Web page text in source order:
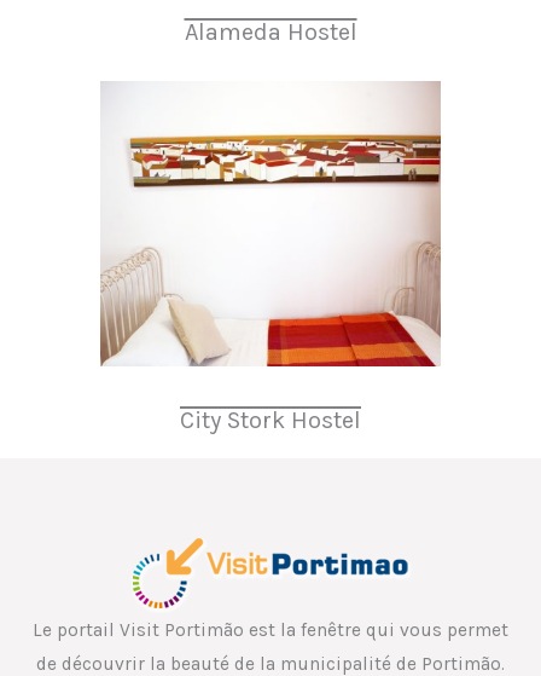
Alameda Hostel
City Stork Hostel
Le portail Visit Portimão est la fenêtre qui vous permet
de découvrir la beauté de la municipalité de Portimão.